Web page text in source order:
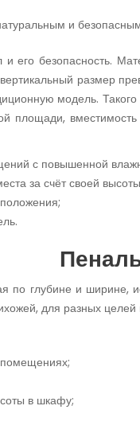
и
безопасность.
размер
модель.
площади,
с повышенной
за счёт своей
по глубине и ширине,
для разных
в шкафу;